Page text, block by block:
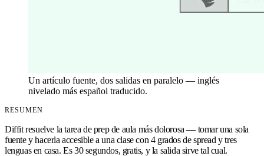
Un artículo fuente, dos salidas en paralelo — inglés
nivelado más español traducido.
RESUMEN
Diffit resuelve la tarea de prep de aula más dolorosa — tomar una sola
fuente y hacerla accesible a una clase con 4 grados de spread y tres
lenguas en casa. Es 30 segundos, gratis, y la salida sirve tal cual.